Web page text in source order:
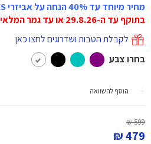
מחיר מיוחד עד 40% הנחה על אביזרי STEELSERIES
בתוקף עד ה-29.8.26 או עד גמר המלאי, המוקדם מביניהם!
לקבלת הטבות ושדרוגים לחצו כאן
בחרו צבע
הוסף להשוואה
599 ₪
479 ₪